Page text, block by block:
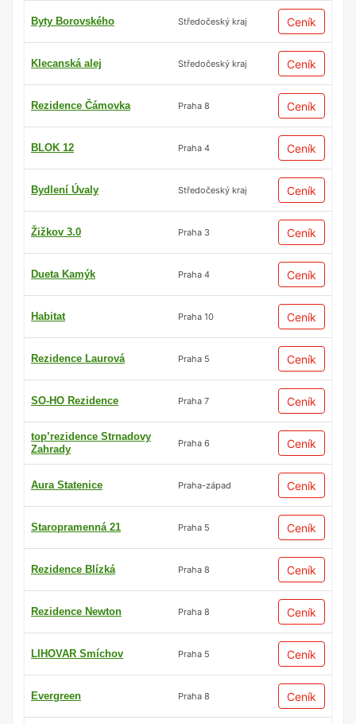
Byty Borovského Středočeský kraj Ceník
Klecanská alej Středočeský kraj Ceník
Rezidence Čámovka Praha 8 Ceník
BLOK 12 Praha 4 Ceník
Bydlení Úvaly Středočeský kraj Ceník
Žižkov 3.0 Praha 3 Ceník
Dueta Kamýk Praha 4 Ceník
Habitat Praha 10 Ceník
Rezidence Laurová Praha 5 Ceník
SO-HO Rezidence Praha 7 Ceník
top’rezidence Strnadovy
Zahrady
Praha 6 Ceník
Aura Statenice Praha-západ Ceník
Staropramenná 21 Praha 5 Ceník
Rezidence Blízká Praha 8 Ceník
Rezidence Newton Praha 8 Ceník
LIHOVAR Smíchov Praha 5 Ceník
Evergreen Praha 8 Ceník